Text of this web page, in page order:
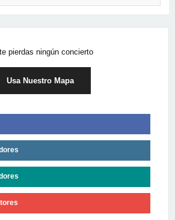
pierdas ningún concierto
Usa Nuestro Mapa